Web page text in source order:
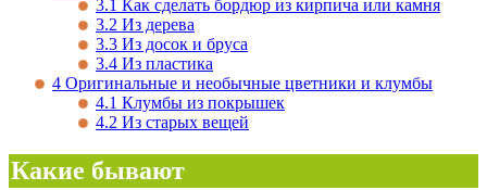
3.1 Как сделать бордюр из кирпича или камня
3.2 Из дерева
3.3 Из досок и бруса
3.4 Из пластика
4 Оригинальные и необычные цветники и клумбы
4.1 Клумбы из покрышек
4.2 Из старых вещей
Какие бывают